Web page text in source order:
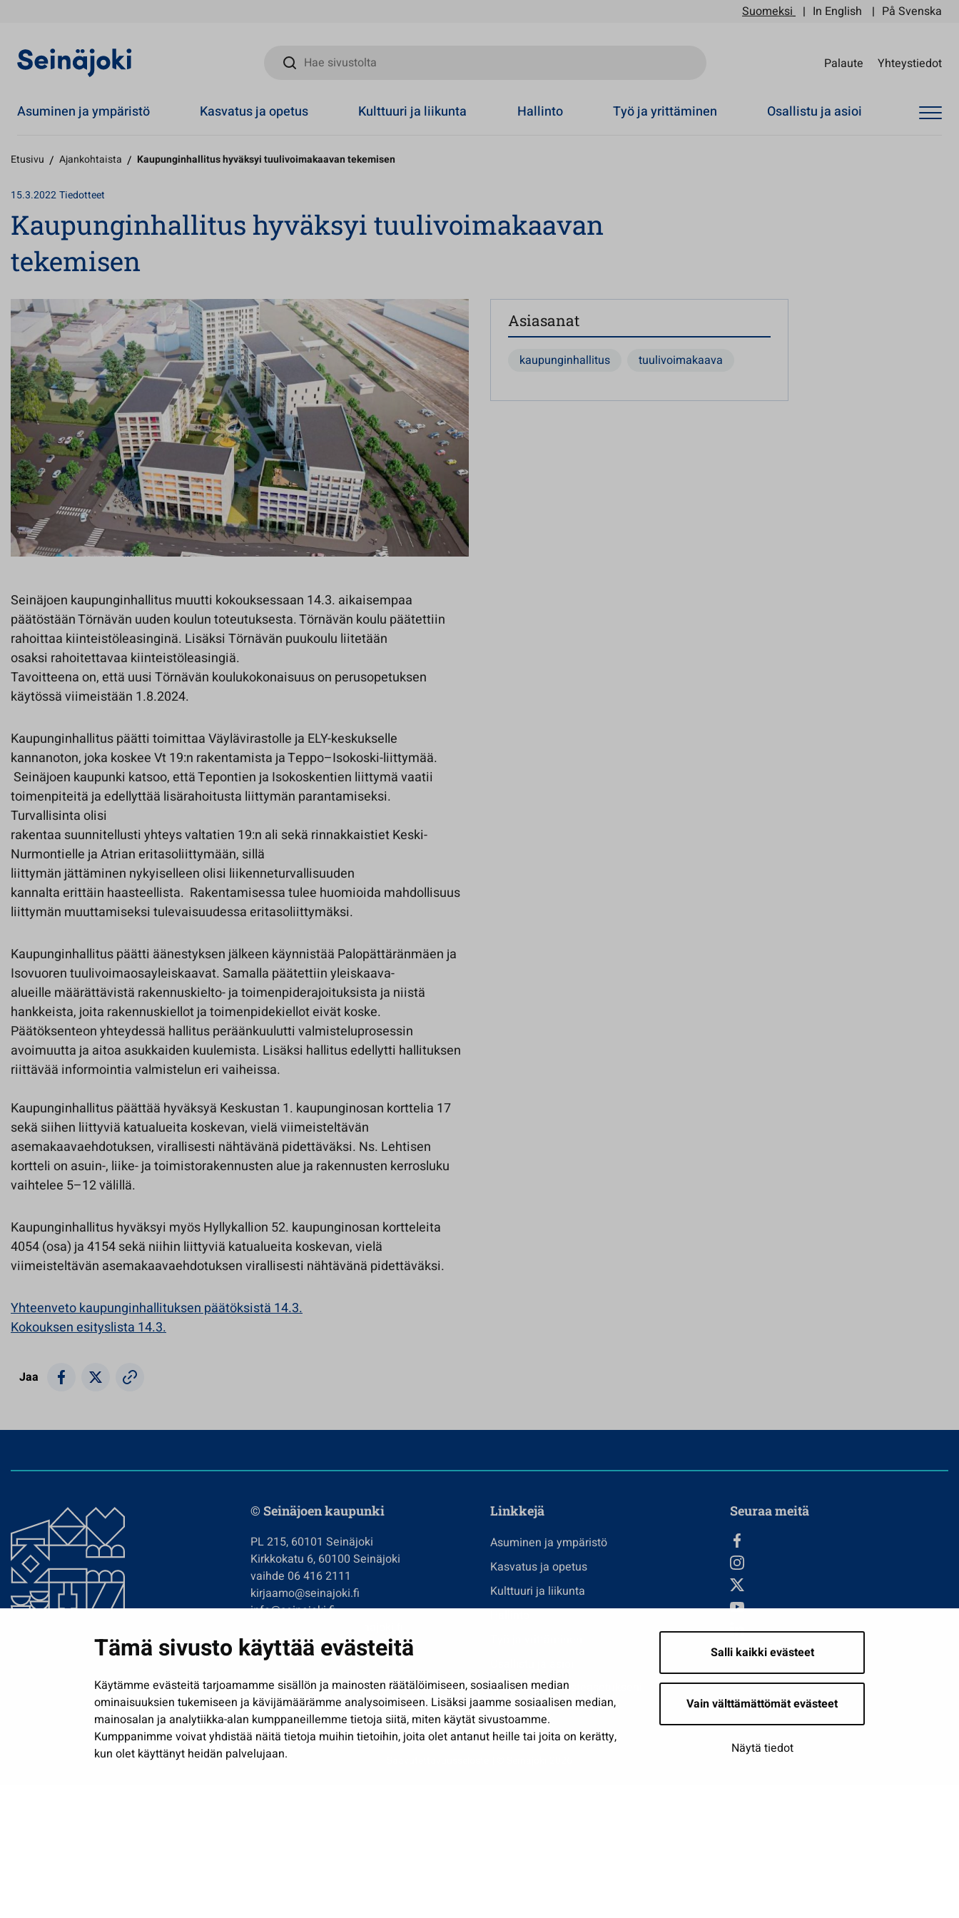
Tämä sivusto käyttää evästeitä
Käytämme evästeitä tarjoamamme sisällön ja mainosten räätälöimiseen, sosiaalisen median
ominaisuuksien tukemiseen ja kävijämäärämme analysoimiseen. Lisäksi jaamme sosiaalisen median,
mainosalan ja analytiikka-alan kumppaneillemme tietoja siitä, miten käytät sivustoamme.
Kumppanimme voivat yhdistää näitä tietoja muihin tietoihin, joita olet antanut heille tai joita on kerätty,
kun olet käyttänyt heidän palvelujaan.
Salli kaikki evästeet
Vain välttämättömät evästeet
Näytä tiedot
Suomeksi In English På Svenska
Hae sivustolta
Palaute Yhteystiedot
Asuminen ja ympäristö Kasvatus ja opetus Kulttuuri ja liikunta Hallinto Työ ja yrittäminen Osallistu ja asioi
Etusivu / Ajankohtaista / Kaupunginhallitus hyväksyi tuulivoimakaavan tekemisen
15.3.2022Tiedotteet
Kaupunginhallitus hyväksyi tuulivoimakaavan
tekemisen
Seinäjoen kaupunginhallitus muutti kokouksessaan 14.3. aikaisempaa
päätöstään Törnävän uuden koulun toteutuksesta. Törnävän koulu päätettiin
rahoittaa kiinteistöleasinginä. Lisäksi Törnävän puukoulu liitetään
osaksi rahoitettavaa kiinteistöleasingiä.
Tavoitteena on, että uusi Törnävän koulukokonaisuus on perusopetuksen
käytössä viimeistään 1.8.2024.
Kaupunginhallitus päätti toimittaa Väylävirastolle ja ELY-keskukselle
kannanoton, joka koskee Vt 19:n rakentamista ja Teppo–Isokoski-liittymää.
Seinäjoen kaupunki katsoo, että Tepontien ja Isokoskentien liittymä vaatii
toimenpiteitä ja edellyttää lisärahoitusta liittymän parantamiseksi.
Turvallisinta olisi
rakentaa suunnitellusti yhteys valtatien 19:n ali sekä rinnakkaistiet Keski-
Nurmontielle ja Atrian eritasoliittymään, sillä
liittymän jättäminen nykyiselleen olisi liikenneturvallisuuden
kannalta erittäin haasteellista. Rakentamisessa tulee huomioida mahdollisuus
liittymän muuttamiseksi tulevaisuudessa eritasoliittymäksi.
Kaupunginhallitus päätti äänestyksen jälkeen käynnistää Palopättäränmäen ja
Isovuoren tuulivoimaosayleiskaavat. Samalla päätettiin yleiskaava-
alueille määrättävistä rakennuskielto- ja toimenpiderajoituksista ja niistä
hankkeista, joita rakennuskiellot ja toimenpidekiellot eivät koske.
Päätöksenteon yhteydessä hallitus peräänkuulutti valmisteluprosessin
avoimuutta ja aitoa asukkaiden kuulemista. Lisäksi hallitus edellytti hallituksen
riittävää informointia valmistelun eri vaiheissa.
Kaupunginhallitus päättää hyväksyä Keskustan 1. kaupunginosan korttelia 17
sekä siihen liittyviä katualueita koskevan, vielä viimeisteltävän
asemakaavaehdotuksen, virallisesti nähtävänä pidettäväksi. Ns. Lehtisen
kortteli on asuin-, liike- ja toimistorakennusten alue ja rakennusten kerrosluku
vaihtelee 5–12 välillä.
Kaupunginhallitus hyväksyi myös Hyllykallion 52. kaupunginosan kortteleita
4054 (osa) ja 4154 sekä niihin liittyviä katualueita koskevan, vielä
viimeisteltävän asemakaavaehdotuksen virallisesti nähtävänä pidettäväksi.
Yhteenveto kaupunginhallituksen päätöksistä 14.3.
Kokouksen esityslista 14.3.
Jaa
Asiasanat
kaupunginhallitus tuulivoimakaava
© Seinäjoen kaupunki
PL 215, 60101 Seinäjoki
Kirkkokatu 6, 60100 Seinäjoki
vaihde 06 416 2111
kirjaamo@seinajoki.fi
info@seinajoki.fi
Tilaa uutiskirje
Linkkejä
Asuminen ja ympäristö
Kasvatus ja opetus
Kulttuuri ja liikunta
Näytä omat evästeasetukseni
Seuraa meitä